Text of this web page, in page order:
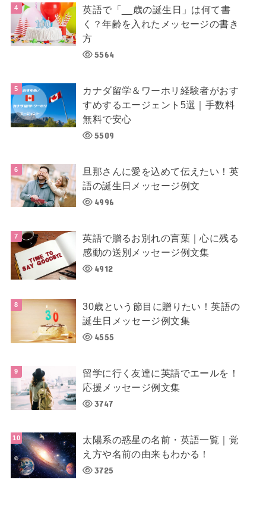
英語で「__歳の誕生日」は何て書
く？年齢を入れたメッセージの書き
方
5564
カナダ留学＆ワーホリ経験者がおす
すめするエージェント5選｜手数料
無料で安心
5509
旦那さんに愛を込めて伝えたい！英
語の誕生日メッセージ例文
4996
英語で贈るお別れの言葉｜心に残る
感動の送別メッセージ例文集
4912
30歳という節目に贈りたい！英語の
誕生日メッセージ例文集
4555
留学に行く友達に英語でエールを！
応援メッセージ例文集
3747
太陽系の惑星の名前・英語一覧｜覚
え方や名前の由来もわかる！
3725